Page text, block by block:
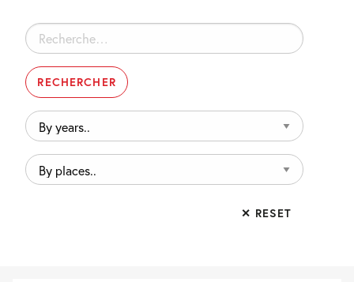
Rechercher :
By
years..
By
places..
✕ RESET